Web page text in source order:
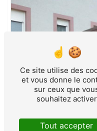
Ce site utilise des
et vous donne le
sur ceux que
souhaitez activer
Tout accepter